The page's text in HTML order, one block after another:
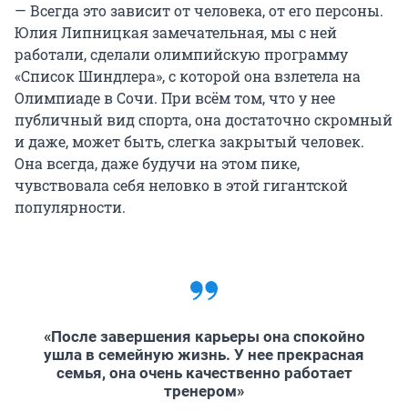
— Всегда это зависит от человека, от его персоны.
Юлия Липницкая замечательная, мы с ней
работали, сделали олимпийскую программу
«Список Шиндлера», с которой она взлетела на
Олимпиаде в Сочи. При всём том, что у нее
публичный вид спорта, она достаточно скромный
и даже, может быть, слегка закрытый человек.
Она всегда, даже будучи на этом пике,
чувствовала себя неловко в этой гигантской
популярности.
«После завершения карьеры она спокойно
ушла в семейную жизнь. У нее прекрасная
семья, она очень качественно работает
тренером»